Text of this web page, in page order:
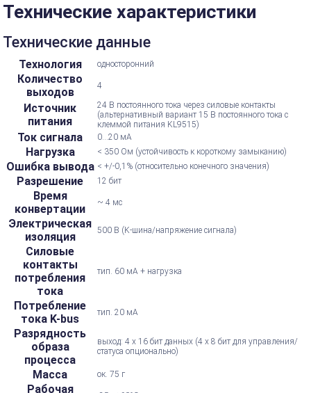
Технические характеристики
Технические данные
Технология односторонний
Количество
выходов
4
Источник
питания
24 В постоянного тока через силовые контакты
(альтернативный вариант 15 В постоянного тока с
клеммой питания KL9515)
Ток сигнала 0...20 мА
Нагрузка < 350 Ом (устойчивость к короткому замыканию)
Ошибка вывода < +/-0,1% (относительно конечного значения)
Разрешение 12 бит
Время
конвертации
~ 4 мс
Электрическая
изоляция
500 В (K-шина/напряжение сигнала)
Силовые
контакты
потребления
тока
тип. 60 мА + нагрузка
Потребление
тока K-bus
тип. 20 мА
Разрядность
образа
процесса
выход: 4 x 16 бит данных (4 x 8 бит для управления/
статуса опционально)
Масса ок. 75 г
Рабочая